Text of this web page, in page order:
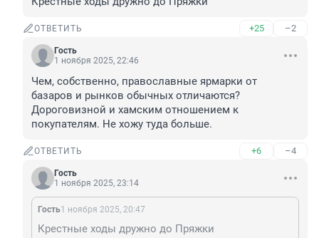
ОТВЕТИТЬ +25 –2
Гость
1 ноября 2025, 22:46
Чем, собственно, православные ярмарки от
базаров и рынков обычных отличаются?
Дороговизной и хамским отношением к
покупателям. Не хожу туда больше.
ОТВЕТИТЬ +6 –4
Гость
1 ноября 2025, 23:14
Гость1 ноября 2025, 20:47
Крестные ходы дружно до Пряжки